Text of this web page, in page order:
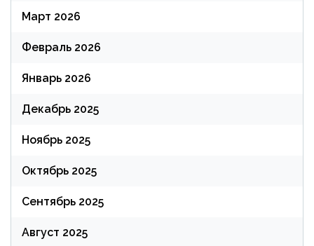
Март 2026
Февраль 2026
Январь 2026
Декабрь 2025
Ноябрь 2025
Октябрь 2025
Сентябрь 2025
Август 2025